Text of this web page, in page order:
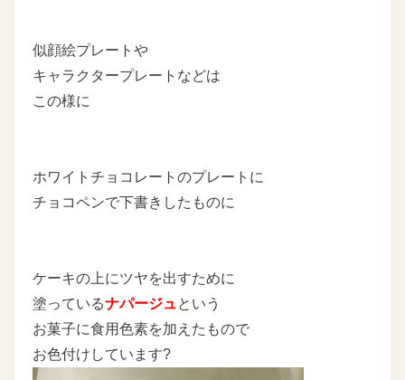
似顔絵プレートや
キャラクタープレートなどは
この様に
ホワイトチョコレートのプレートに
チョコペンで下書きしたものに
ケーキの上にツヤを出すために
塗っているナパージュという
お菓子に食用色素を加えたもので
お色付けしています?